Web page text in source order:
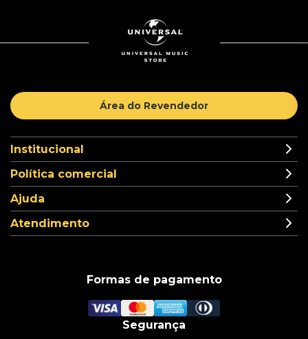
Área do Revendedor
Institucional
Política comercial
Ajuda
Atendimento
Formas de pagamento
Segurança